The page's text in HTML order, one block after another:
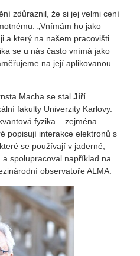
zdůraznil, že si jej velmi cení
„Vnímám ho jako
a který na našem pracovišti
se u nás často vnímá jako
na její aplikovanou
Macha se stal Jiří
fakulty Univerzity Karlovy.
fyzika – zejména
popisují interakce elektronů s
se používají v jaderné,
spolupracoval například na
observatoře ALMA.